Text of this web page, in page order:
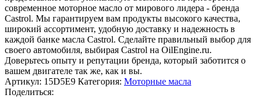
современное моторное масло от мирового лидера - бренда
Castrol. Мы гарантируем вам продукты высокого качества,
широкий ассортимент, удобную доставку и надежность в
каждой банке масла Castrol. Сделайте правильный выбор для
своего автомобиля, выбирая Castrol на OilEngine.ru.
Доверьтесь опыту и репутации бренда, который заботится о
вашем двигателе так же, как и вы.
Артикул: 15D5E9 Категория: Моторные масла
Поделиться: